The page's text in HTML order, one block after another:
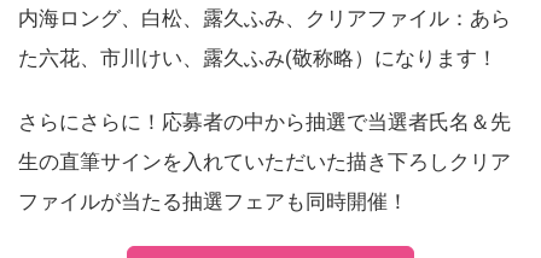
内海ロング、白松、露久ふみ、クリアファイル：あら
た六花、市川けい、露久ふみ(敬称略）になります！
さらにさらに！応募者の中から抽選で当選者氏名＆先
生の直筆サインを入れていただいた描き下ろしクリア
ファイルが当たる抽選フェアも同時開催！